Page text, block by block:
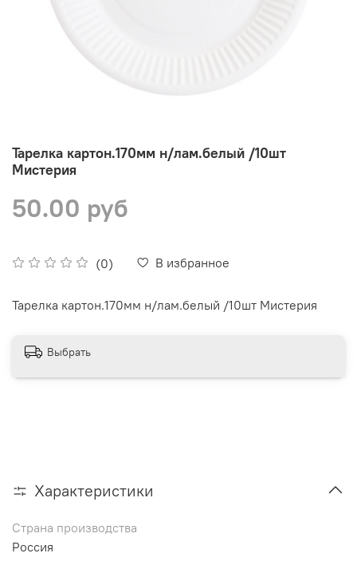
Тарелка картон.170мм н/лам.белый /10шт
Мистерия
(0) В избранное
50.00 руб
Тарелка картон.170мм н/лам.белый /10шт Мистерия
Выбрать
Характеристики
Страна производства
Россия